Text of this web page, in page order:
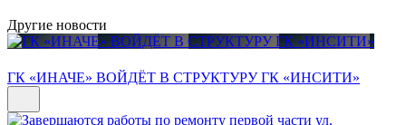
Другие новости
ГК «ИНАЧЕ» ВОЙДЁТ В СТРУКТУРУ ГК «ИНСИТИ»